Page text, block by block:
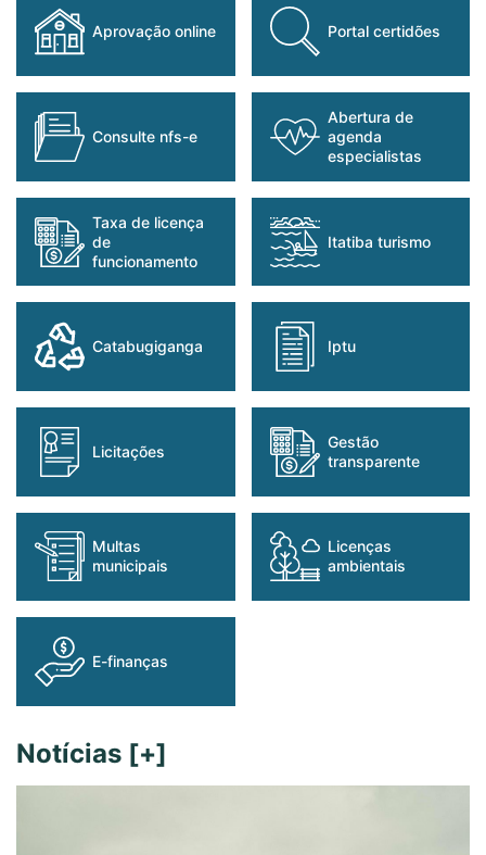
aprovação online portal certidões
consulte nfs-e
abertura de
agenda
especialistas
taxa de licença
de
funcionamento
itatiba turismo
catabugiganga iptu
licitações
gestão
transparente
multas
municipais
licenças
ambientais
e-finanças
Notícias [+]